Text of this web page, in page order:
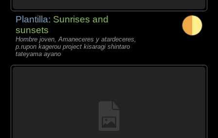
Plantilla: Sunrises and
sunsets
Hombre joven, Amaneceres y atardeceres,
p.rupon kagerou project kisaragi shintaro
tateyama ayano